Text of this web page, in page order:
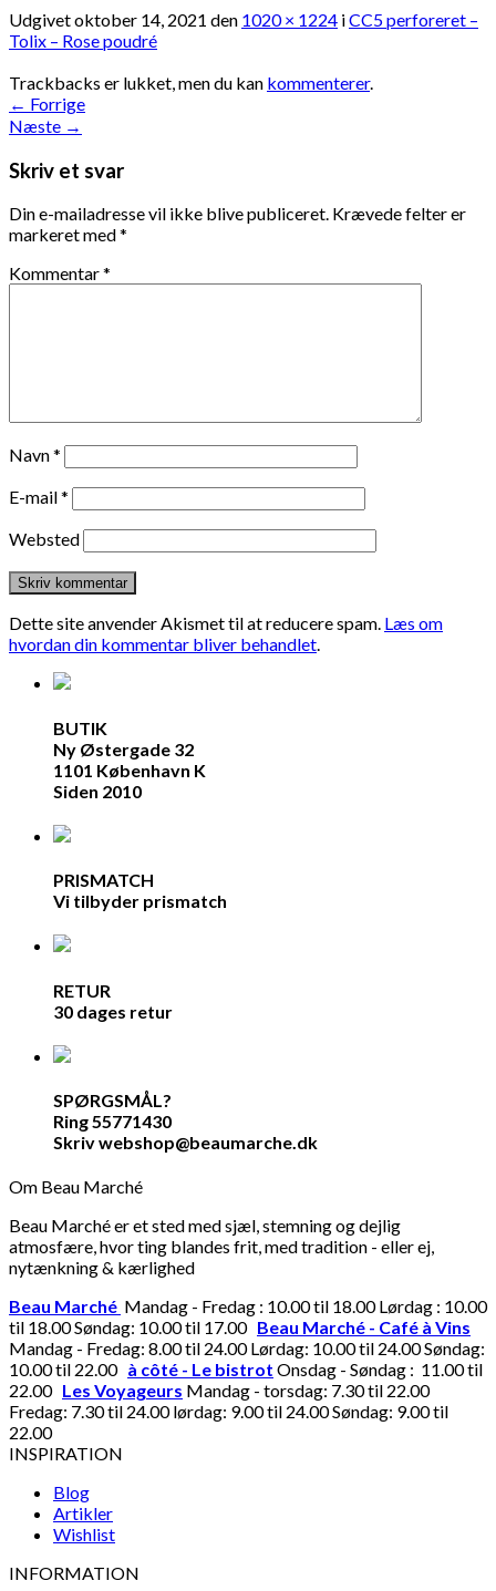
Udgivetoktober 14, 2021 den 1020 × 1224 iCC5 perforeret –
Tolix – Rose poudré
Trackbacks er lukket, men du kan kommenterer.
← Forrige
Næste →
Skriv et svar
Din e-mailadresse vil ikke blive publiceret. Krævede felter er
markeret med*
Kommentar*
Navn*
E-mail*
Websted
Dette site anvender Akismet til at reducere spam. Læs om
hvordan din kommentar bliver behandlet.
BUTIK
Ny Østergade 32
1101 København K
Siden 2010
PRISMATCH
Vi tilbyder prismatch
RETUR
30 dages retur
SPØRGSMÅL?
Ring 55771430
Skriv webshop@beaumarche.dk
Om Beau Marché
Beau Marché er et sted med sjæl, stemning og dejlig
atmosfære, hvor ting blandes frit, med tradition - eller ej,
nytænkning & kærlighed
Beau Marché Mandag - Fredag : 10.00 til 18.00 Lørdag : 10.00
til 18.00 Søndag: 10.00 til 17.00 Beau Marché - Café à Vins
Mandag - Fredag: 8.00 til 24.00 Lørdag: 10.00 til 24.00 Søndag:
10.00 til 22.00 à côté - Le bistrot Onsdag - Søndag : 11.00 til
22.00 Les Voyageurs Mandag - torsdag: 7.30 til 22.00
Fredag: 7.30 til 24.00 lørdag: 9.00 til 24.00 Søndag: 9.00 til
22.00
INSPIRATION
Blog
Artikler
Wishlist
INFORMATION